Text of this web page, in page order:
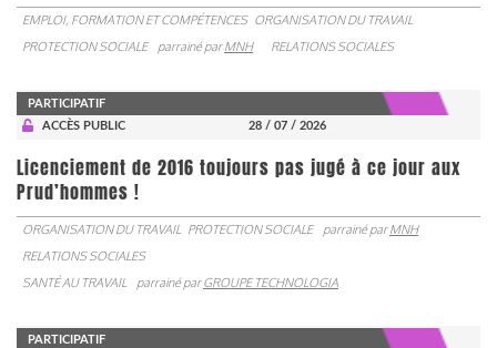
EMPLOI, FORMATION ET COMPÉTENCES ORGANISATION DU TRAVAIL
PROTECTION SOCIALE
parrainé parMNH RELATIONS SOCIALES
PARTICIPATIF
ACCÈS PUBLIC
28 / 07 / 2026
Licenciement de 2016 toujours pas jugé à ce jour aux
Prud’hommes !
ORGANISATION DU TRAVAIL PROTECTION SOCIALE parrainé parMNH
RELATIONS SOCIALES
SANTÉ AU TRAVAIL
parrainé parGROUPE TECHNOLOGIA
PARTICIPATIF